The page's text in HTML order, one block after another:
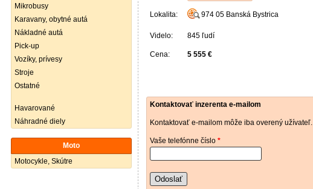
Mikrobusy
Karavany, obytné autá
Nákladné autá
Pick-up
Vozíky, prívesy
Stroje
Ostatné
Havarované
Náhradné diely
Moto
Motocykle, Skútre
Lokalita: 974 05 Banská Bystrica
Videlo: 845 ľudí
Cena: 5 555 €
Kontaktovať inzerenta e-mailom
Kontaktovať e-mailom môže iba overený užívateľ.
Vaše telefónne číslo *
Odoslať